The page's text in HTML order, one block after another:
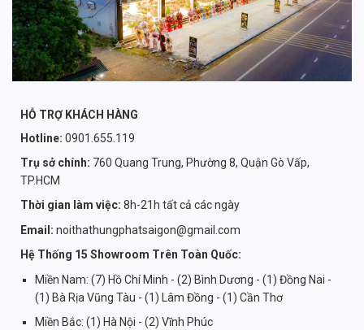
HỖ TRỢ KHÁCH HÀNG
Hotline: 0901.655.119
Trụ sở chính: 760 Quang Trung, Phường 8, Quận Gò Vấp,
TP.HCM
Thời gian làm việc: 8h-21h tất cả các ngày
Email: noithathungphatsaigon@gmail.com
Hệ Thống 15 Showroom Trên Toàn Quốc:
Miền Nam: (7) Hồ Chí Minh - (2) Bình Dương - (1) Đồng Nai -
(1) Bà Rịa Vũng Tàu - (1) Lâm Đồng - (1) Cần Thơ
Miền Bắc: (1) Hà Nội - (2) Vĩnh Phúc